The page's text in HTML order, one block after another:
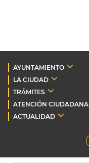
AYUNTAMIENTO
LA CIUDAD
TRÁMITES
ATENCIÓN CIUDADANA
ACTUALIDAD